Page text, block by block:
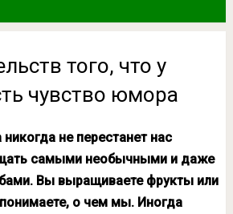
того, что у
чувство юмора
не перестанет нас
самыми необычными и даже
Вы выращиваете фрукты или
о чем мы. Иногда